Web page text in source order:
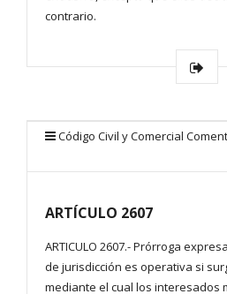
contrario.
Código Civil y Comercial
ARTÍCULO 2607
ARTICULO 2607.- Prórroga
de jurisdicción es operativa si
mediante el cual los interesados